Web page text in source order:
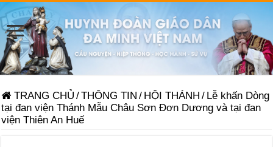
TRANG CHỦ /THÔNG TIN / HỘI THÁNH / Lễ khấn Dòng
tại đan viện Thánh Mẫu Châu Sơn Đơn Dương và tại đan
viện Thiên An Huế